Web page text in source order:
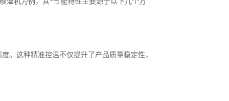
。这种精准控温不仅提升了产品质量稳定性，